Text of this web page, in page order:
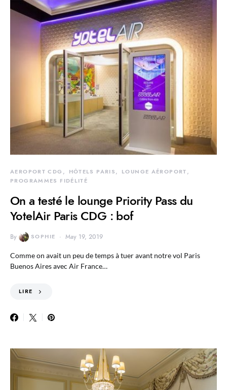
AEROPORT CDG HÔTELS PARIS
LOUNGE AÉROPORT
PROGRAMMES FIDÉLITÉ
On a testé le lounge Priority Pass du
YotelAir Paris CDG : bof
By SOPHIE May 19, 2019
Comme on avait un peu de temps à tuer avant notre vol Paris
Buenos Aires avec Air France…
LIRE